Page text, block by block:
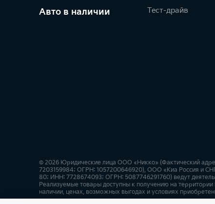
Авто в наличии Тест-драйв
© 2026 Юридические лица ООО «Никко» (Фактический
7203159984; ОГРН: 1057200646920), ООО «Киа Россия и
80; ИНН: 7728674093; ОГРН: 5087746291760) ведут
Реализуемые товары доступны к получению на
наличии, ценах, возможных выгодах и условиях